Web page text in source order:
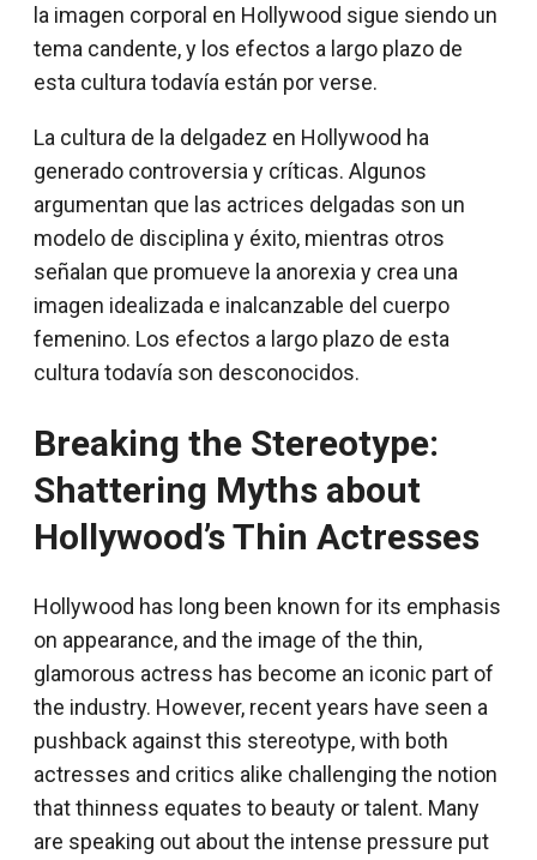
la imagen corporal en Hollywood sigue siendo un
tema candente, y los efectos a largo plazo de
esta cultura todavía están por verse.
La cultura de la delgadez en Hollywood ha
generado controversia y críticas. Algunos
argumentan que las actrices delgadas son un
modelo de disciplina y éxito, mientras otros
señalan que promueve la anorexia y crea una
imagen idealizada e inalcanzable del cuerpo
femenino. Los efectos a largo plazo de esta
cultura todavía son desconocidos.
Breaking the Stereotype:
Shattering Myths about
Hollywood’s Thin Actresses
Hollywood has long been known for its emphasis
on appearance, and the image of the thin,
glamorous actress has become an iconic part of
the industry. However, recent years have seen a
pushback against this stereotype, with both
actresses and critics alike challenging the notion
that thinness equates to beauty or talent. Many
are speaking out about the intense pressure put